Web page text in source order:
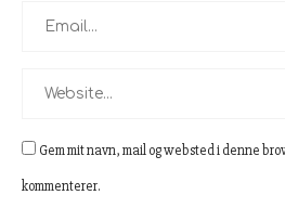
Gem mit navn, mail og websted i denne
kommenterer.